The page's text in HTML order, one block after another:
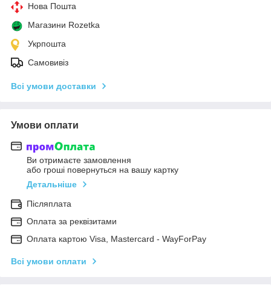
Нова Пошта
Магазини Rozetka
Укрпошта
Самовивіз
Всі умови доставки
Умови оплати
Ви отримаєте замовлення
або гроші повернуться на вашу картку
Детальніше
Післяплата
Оплата за реквізитами
Оплата картою Visa, Mastercard - WayForPay
Всі умови оплати